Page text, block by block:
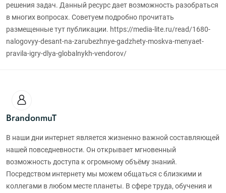
решения задач. Данный ресурс дает возможность разобраться
в многих вопросах. Советуем подробно прочитать
размещенные тут публикации. https://media-lite.ru/read/1680-
nalogovyy-desant-na-zarubezhnye-gadzhety-moskva-menyaet-
pravila-igry-dlya-globalnykh-vendorov/
BrandonmuT
В наши дни интернет является жизненно важной составляющей
нашей повседневности. Он открывает мгновенный
возможность доступа к огромному объёму знаний.
Посредством интернету мы можем общаться с близкими и
коллегами в любом месте планеты. В сфере труда, обучения и